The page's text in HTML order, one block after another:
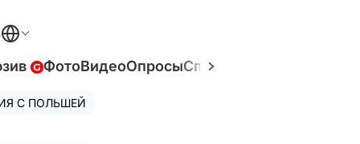
ФотоВидеоОпросыСпецпроекты
С ПОЛЬШЕЙ